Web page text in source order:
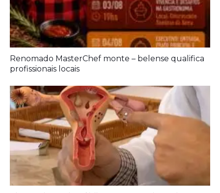
Renomado MasterChef monte – belense qualifica
profissionais locais